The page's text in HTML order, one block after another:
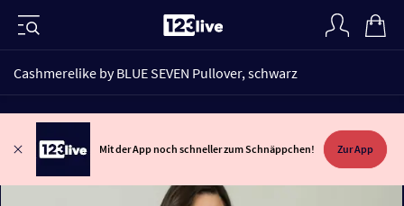
Cashmerelike by BLUE SEVEN Pullover, schwarz
Mit der App noch schneller zum Schnäppchen! Zur App